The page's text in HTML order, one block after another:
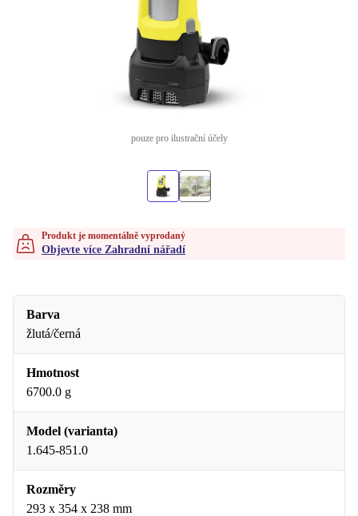
pouze pro ilustrační účely
Produkt je momentálně vyprodaný
Objevte více Zahradní nářadí
Barva
žlutá/černá
Hmotnost
6700.0 g
Model (varianta)
1.645-851.0
Rozměry
293 x 354 x 238 mm